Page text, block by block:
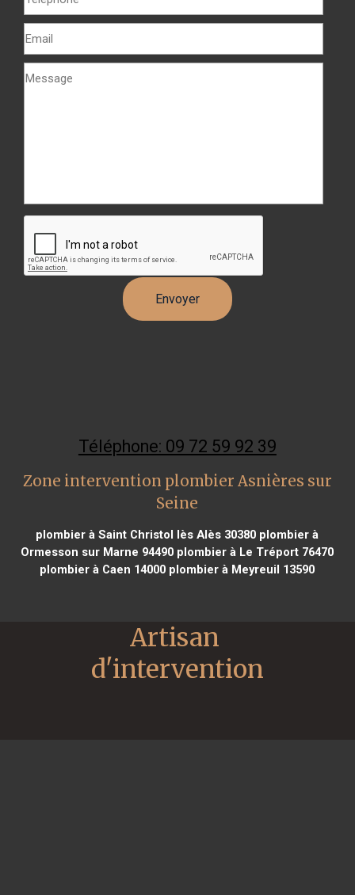
Téléphone: 09 72 59 92 39
Zone intervention plombier Asnières sur
Seine
plombier à Saint Christol lès Alès 30380 plombier à
Ormesson sur Marne 94490 plombier à Le Tréport 76470
plombier à Caen 14000 plombier à Meyreuil 13590
Artisan
d'intervention